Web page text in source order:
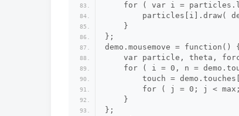
for ( var i =
particles[i].draw(
    }
};
demo.mousemove = function() {
var particle, theta,
for ( i = 0, n =
touch =
for ( j = 0; j <
    }
};